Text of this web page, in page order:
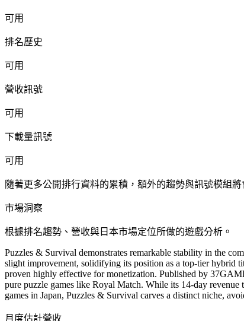
可用
排名歷史
可用
營收訊號
可用
下載量訊號
可用
隨著更多公開排行資料的累積，額外的趨勢與訊號模組將
市場洞察
根據排名趨勢、營收與日本市場定位所做的遊戲分析。
Puzzles & Survival demonstrates remarkable stability in the
slight improvement, solidifying its position as a top-tier hybrid
proven highly effective for monetization. Published by
pure puzzle games like Royal Match. While its 14-day revenue
games in Japan, Puzzles & Survival carves a distinct niche,
月度估計營收